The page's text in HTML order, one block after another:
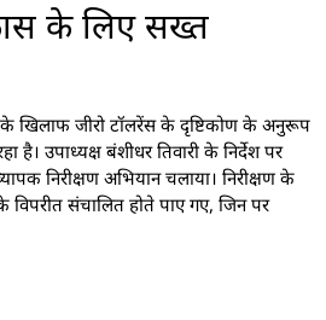
के लिए सख्त
के खिलाफ जीरो टॉलरेंस के दृष्टिकोण के अनुरूप
है। उपाध्यक्ष बंशीधर तिवारी के निर्देश पर
निरीक्षण अभियान चलाया। निरीक्षण के
के विपरीत संचालित होते पाए गए, जिन पर